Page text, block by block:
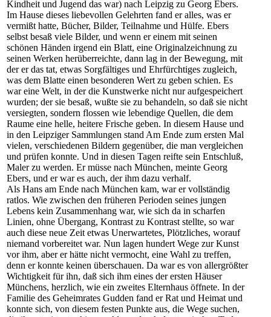
Kindheit und Jugend das war) nach Leipzig zu Georg Ebers.
Im Hause dieses liebevollen Gelehrten fand er alles, was er
vermißt hatte, Bücher, Bilder, Teilnahme und Hülfe. Ebers
selbst besaß viele Bilder, und wenn er einem mit seinen
schönen Händen irgend ein Blatt, eine Originalzeichnung zu
seinen Werken herüberreichte, dann lag in der Bewegung, mit
der er das tat, etwas Sorgfältiges und Ehrfürchtiges zugleich,
was dem Blatte einen besonderen Wert zu geben schien. Es
war eine Welt, in der die Kunstwerke nicht nur aufgespeichert
wurden; der sie besaß, wußte sie zu behandeln, so daß sie nicht
versiegten, sondern flossen wie lebendige Quellen, die dem
Raume eine helle, heitere Frische geben. In diesem Hause und
in den Leipziger Sammlungen stand Am Ende zum ersten Mal
vielen, verschiedenen Bildern gegenüber, die man vergleichen
und prüfen konnte. Und in diesen Tagen reifte sein Entschluß,
Maler zu werden. Er müsse nach München, meinte Georg
Ebers, und er war es auch, der ihm dazu verhalf.
Als Hans am Ende nach München kam, war er vollständig
ratlos. Wie zwischen den früheren Perioden seines jungen
Lebens kein Zusammenhang war, wie sich da in scharfen
Linien, ohne Übergang, Kontrast zu Kontrast stellte, so war
auch diese neue Zeit etwas Unerwartetes, Plötzliches, worauf
niemand vorbereitet war. Nun lagen hundert Wege zur Kunst
vor ihm, aber er hätte nicht vermocht, eine Wahl zu treffen,
denn er konnte keinen überschauen. Da war es von allergrößter
Wichtigkeit für ihn, daß sich ihm eines der ersten Häuser
Münchens, herzlich, wie ein zweites Elternhaus öffnete. In der
Familie des Geheimrates Gudden fand er Rat und Heimat und
konnte sich, von diesem festen Punkte aus, die Wege suchen,